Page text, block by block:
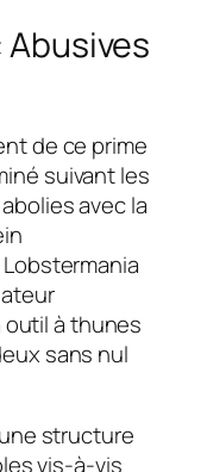
Abusives
de ce prime
suivant les
avec la
outil à thunes
sans nul
structure
vis-à-vis